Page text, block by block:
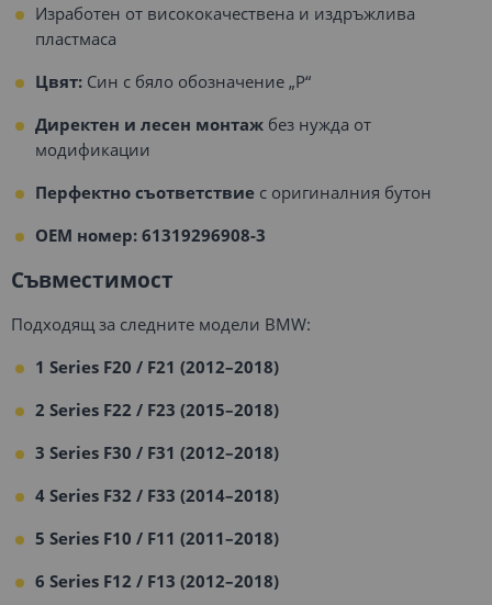
Изработен от висококачествена и издръжлива
пластмаса
Цвят: Син с бяло обозначение „P“
Директен и лесен монтаж без нужда от
модификации
Перфектно съответствие с оригиналния бутон
OEM номер: 61319296908-3
Съвместимост
Подходящ за следните модели BMW:
1 Series F20 / F21 (2012–2018)
2 Series F22 / F23 (2015–2018)
3 Series F30 / F31 (2012–2018)
4 Series F32 / F33 (2014–2018)
5 Series F10 / F11 (2011–2018)
6 Series F12 / F13 (2012–2018)